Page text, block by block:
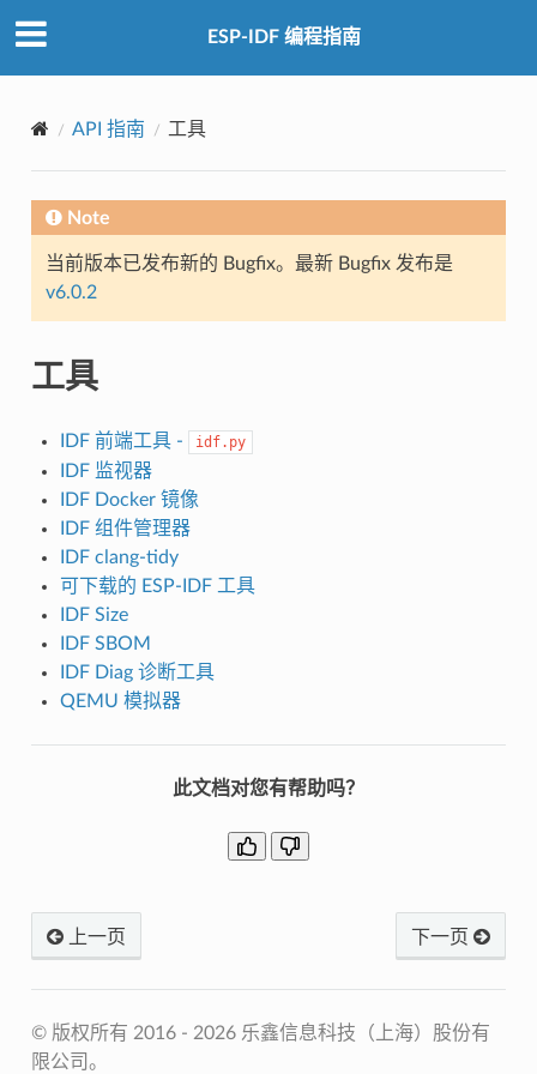
ESP-IDF 编程指南
API 指南 工具
Note
当前版本已发布新的 Bugfix。最新 Bugfix 发布是
v6.0.2
工具
IDF 前端工具 - idf.py
IDF 监视器
IDF Docker 镜像
IDF 组件管理器
IDF clang-tidy
可下载的 ESP-IDF 工具
IDF Size
IDF SBOM
IDF Diag 诊断工具
QEMU 模拟器
此文档对您有帮助吗？
上一页 下一页
© 版权所有 2016 - 2026 乐鑫信息科技（上海）股份有
限公司。